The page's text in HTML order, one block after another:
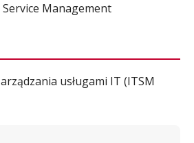
Management
usługami IT (ITSM